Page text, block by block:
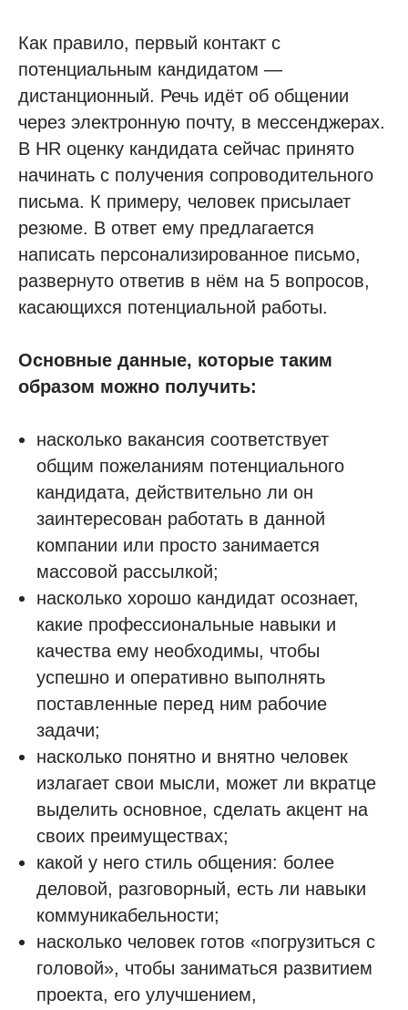
Как правило, первый контакт с
потенциальным кандидатом —
дистанционный. Речь идёт об общении
через электронную почту, в мессенджерах.
В HR оценку кандидата сейчас принято
начинать с получения сопроводительного
письма. К примеру, человек присылает
резюме. В ответ ему предлагается
написать персонализированное письмо,
развернуто ответив в нём на 5 вопросов,
касающихся потенциальной работы.
Основные данные, которые таким
образом можно получить:
насколько вакансия соответствует
общим пожеланиям потенциального
кандидата, действительно ли он
заинтересован работать в данной
компании или просто занимается
массовой рассылкой;
насколько хорошо кандидат осознает,
какие профессиональные навыки и
качества ему необходимы, чтобы
успешно и оперативно выполнять
поставленные перед ним рабочие
задачи;
насколько понятно и внятно человек
излагает свои мысли, может ли вкратце
выделить основное, сделать акцент на
своих преимуществах;
какой у него стиль общения: более
деловой, разговорный, есть ли навыки
коммуникабельности;
насколько человек готов «погрузиться с
головой», чтобы заниматься развитием
проекта, его улучшением,